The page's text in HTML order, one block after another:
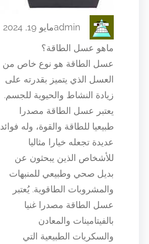
adminمايو 19, 2024
ماهو عسل الطاقة؟
عسل الطاقة هو نوع خاص من
العسل الذي يتميز بقدرته على
زيادة النشاط والحيوية للجسم.
يعتبر عسل الطاقة مصدرا
طبيعيا للطاقة والقوة، وله فوائد
عديدة تجعله خيارا مثاليا
للأشخاص الذين يبحثون عن
بديل صحي وطبيعي للمنبهات
والمشروبات الطاقوية. يُعتبر
عسل الطاقة مصدرا غنيا
بالفيتامينات والمعادن
والسكريات الطبيعية التي